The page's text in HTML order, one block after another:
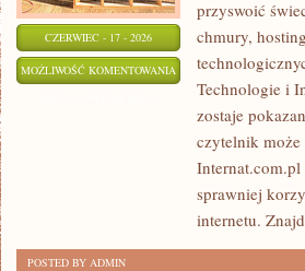
CZERWIEC - 17 - 2026
MOŻLIWOŚĆ KOMENTOWANIA NOWINKI
TRENDY
INTERNECIE
przyswoić
chmury,
Technologie i
zostaje
czytelnik może
sprawniej
internetu.
POSTED BY ADMIN